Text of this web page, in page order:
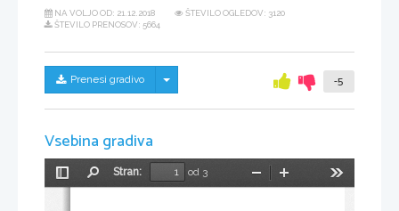
NA VOLJO OD: 21.12.2018
ŠTEVILO OGLEDOV: 3120
ŠTEVILO PRENOSOV: 5664
Prenesi gradivo Skrij/prikaži meni -5
Vsebina gradiva
Preklopi
Stran:
od 3
Pomanjšaj